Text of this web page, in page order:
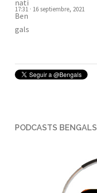
17:31 · 16 septiembre, 2021
PODCASTS BENGALS